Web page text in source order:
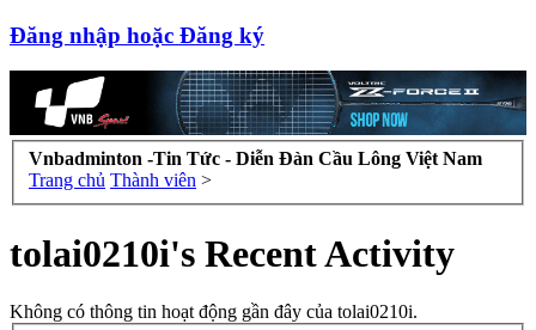
Đăng nhập hoặc Đăng ký
Vnbadminton -Tin Tức - Diễn Đàn Cầu Lông Việt Nam
Trang chủ Thành viên >
tolai0210i's Recent Activity
Không có thông tin hoạt động gần đây của tolai0210i.